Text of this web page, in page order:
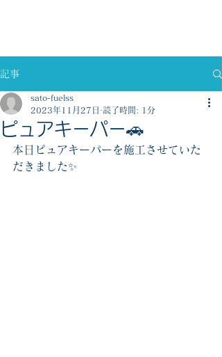
記事
ピュアキーパー🚗
sato-fuelss
2023年11月27日
読了時間: 1分
本日ピュアキーパーを施工させていた
だきました✨